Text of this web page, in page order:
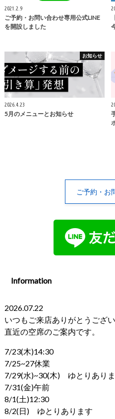
2021.2.9
ご予約・お問い合わせ専用公式LINE
を開設しました
お知らせ
2026.4.23
5月のメニューとお知らせ
ご予約・お
Information
2026.07.22
いつもご来店ありがとうござい
直近の空席のご案内です。
7/23(木)14:30
7/25~27休業
7/29(水)~30(木) ゆとりあり
7/31(金)午前
8/1(土)12:30
8/2(日) ゆとりあります